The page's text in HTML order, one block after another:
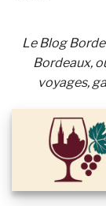
Le Blog
Bordeaux,
voyages,